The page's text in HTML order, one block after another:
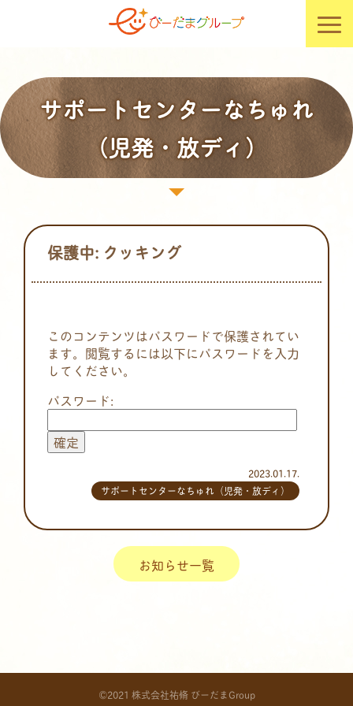
サポートセンターなちゅれ
（児発・放ディ）
保護中: クッキング
このコンテンツはパスワードで保護されてい
ます。閲覧するには以下にパスワードを入力
してください。
パスワード:
2023.01.17.
サポートセンターなちゅれ（児発・放ディ）
お知らせ一覧
©2021 株式会社祐脩 びーだまGroup